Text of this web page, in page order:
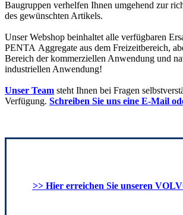
Baugruppen verhelfen Ihnen umgehend zur
des gewünschten Artikels.
Unser Webshop beinhaltet alle verfügbaren
PENTA Aggregate aus dem Freizeitbereich,
Bereich der kommerziellen Anwendung und
industriellen Anwendung!
Unser Team steht Ihnen bei Fragen
Verfügung. Schreiben Sie uns eine E-Mail
>> Hier erreichen Sie unseren